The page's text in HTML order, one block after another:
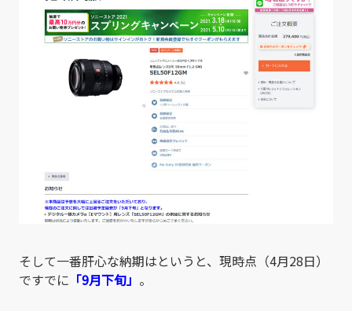
そして一番肝心な納期はというと、現時点（4月28日）
ですでに 「9月下旬」 。